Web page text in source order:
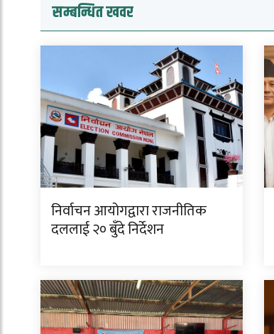
सम्बन्धित खवर
निर्वाचन आयोगद्वारा राजनीतिक
दललाई २० बुँदे निर्देशन